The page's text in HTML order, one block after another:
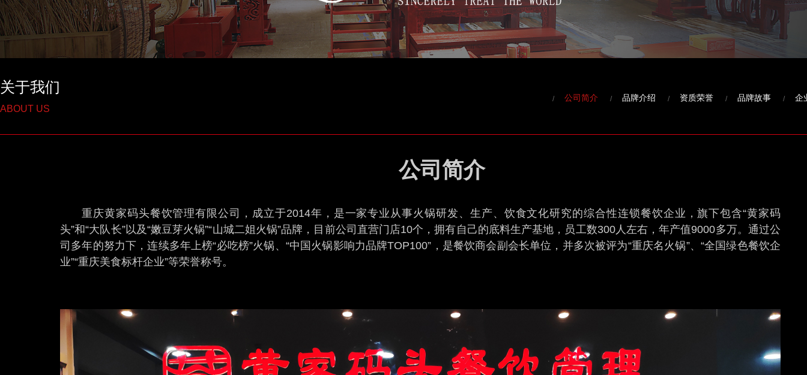
关于我们
ABOUT US
公司简介 品牌介绍 资质荣誉 品牌故事 企
公司简介
重庆⻩家码头餐饮管理有限公司，成⽴于2014年，是⼀家专业从事⽕锅研发、⽣产、饮⻝⽂化研究的综合性连锁餐饮企业，旗下包含“⻩家码
头”和“⼤队⻓”以及“嫩⾖芽⽕锅”“⼭城⼆姐⽕锅”品牌，⽬前公司直营⻔店10个，拥有⾃⼰的底料⽣产基地，员⼯数300⼈左右，年产值9000多万。通过公
司多年的努⼒下，连续多年上榜“必吃榜”⽕锅、“中国⽕锅影响⼒品牌TOP100”，是餐饮商会副会⻓单位，并多次被评为“重庆名⽕锅”、“全国绿⾊餐饮企
业”“重庆美⻝标杆企业”等荣誉称号。